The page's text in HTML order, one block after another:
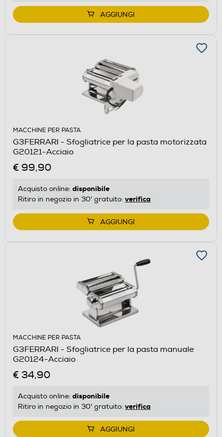
AGGIUNGI
MACCHINE PER PASTA
G3FERRARI - Sfogliatrice per la pasta motorizzata
G20121-Acciaio
€ 99,90
Acquisto online: disponibile
Ritiro in negozio in 30' gratuito: verifica
AGGIUNGI
MACCHINE PER PASTA
G3FERRARI - Sfogliatrice per la pasta manuale
G20124-Acciaio
€ 34,90
Acquisto online: disponibile
Ritiro in negozio in 30' gratuito: verifica
AGGIUNGI